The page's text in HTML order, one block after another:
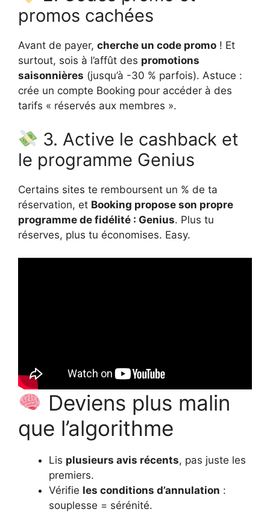
promos cachées
Avant de payer, cherche un code promo ! Et
surtout, sois à l’affût des promotions
saisonnières (jusqu’à -30 % parfois). Astuce :
crée un compte Booking pour accéder à des
tarifs « réservés aux membres ».
3. Active le cashback et
le programme Genius
Certains sites te remboursent un % de ta
réservation, et Booking propose son propre
programme de fidélité : Genius. Plus tu
réserves, plus tu économises. Easy.
Deviens plus malin
que l’algorithme
Lis plusieurs avis récents, pas juste les
premiers.
Vérifie les conditions d’annulation :
souplesse = sérénité.